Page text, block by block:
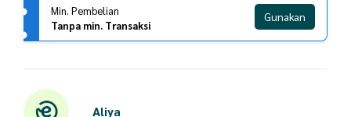
Min. Pembelian
Tanpa min. Transaksi
Gunakan
Aliya